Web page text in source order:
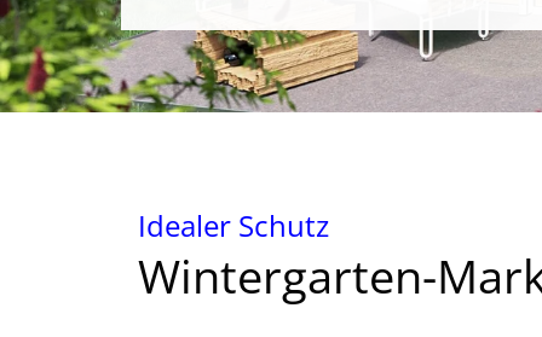
Idealer Schutz
Wintergarten-